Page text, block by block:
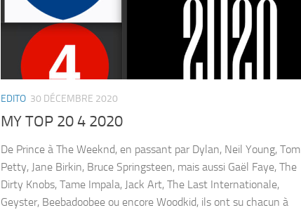
EDITO 30 DÉCEMBRE 2020
MY TOP 20 4 2020
De Prince à The Weeknd, en passant par Dylan, Neil Young, Tom
Petty, Jane Birkin, Bruce Springsteen, mais aussi Gaël Faye, The
Dirty Knobs, Tame Impala, Jack Art, The Last Internationale,
Geyster, Beebadoobee ou encore Woodkid, ils ont su chacun à